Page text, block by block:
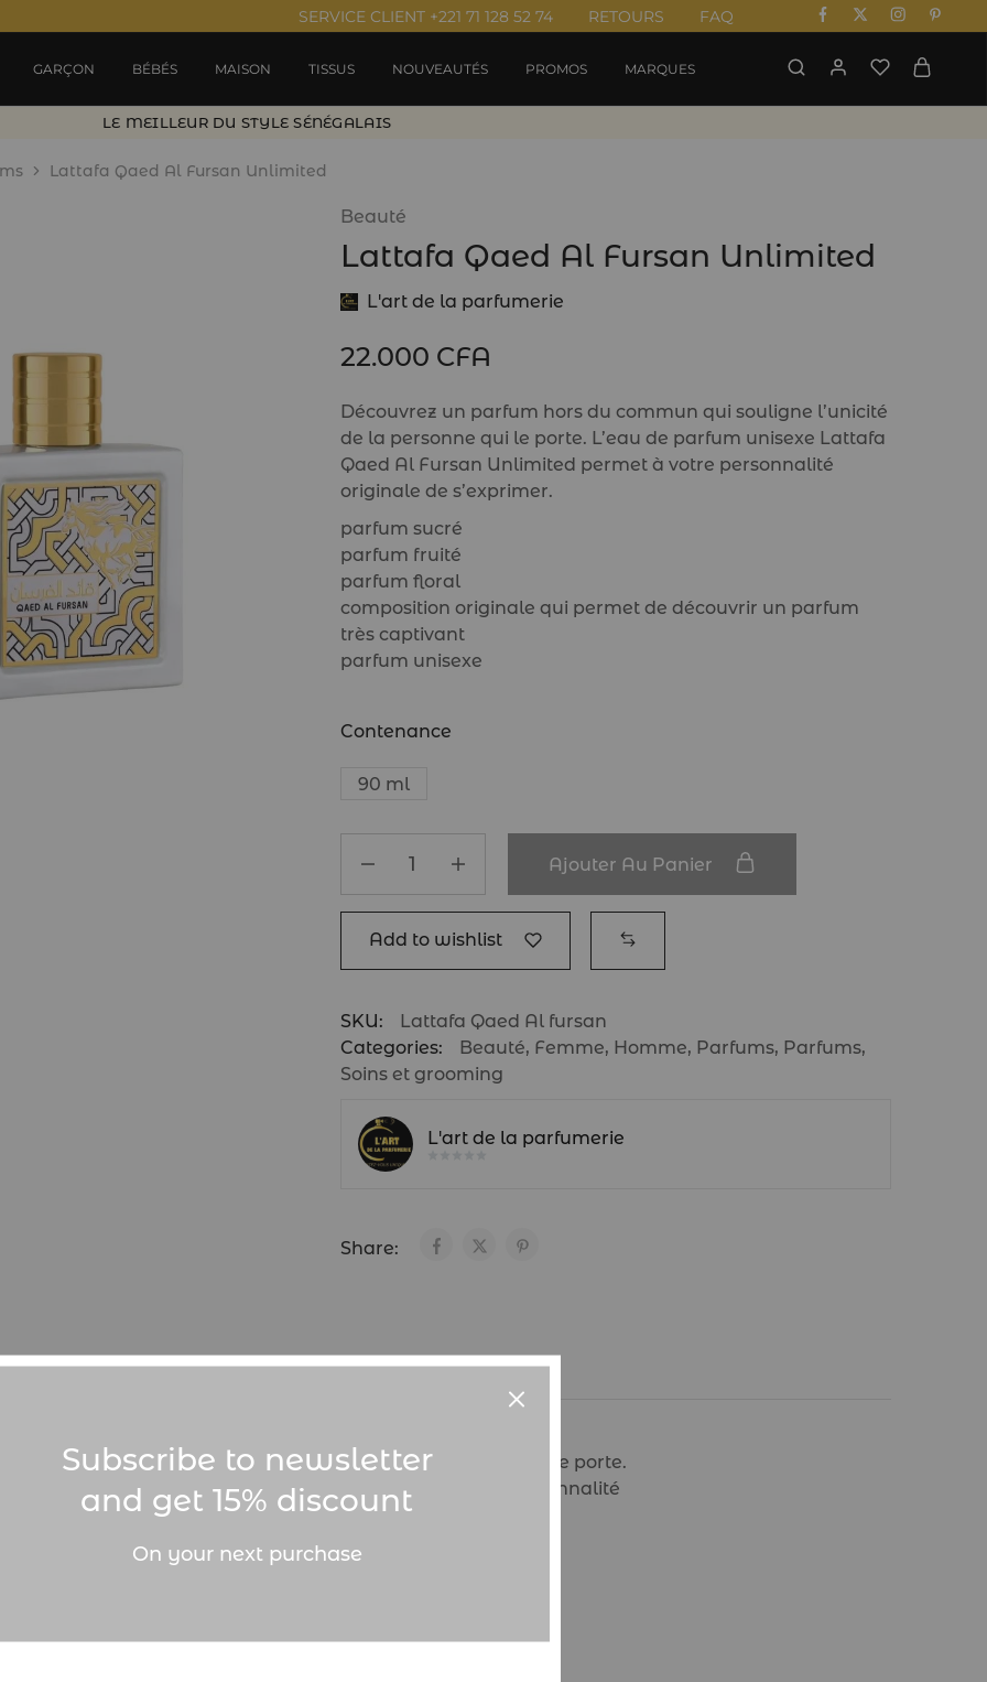
SERVICE CLIENT +221 71 128 52 74 RETOURS FAQ
GARÇON BÉBÉS MAISON TISSUS NOUVEAUTÉS PROMOS MARQUES
LE MEILLEUR DU STYLE SÉNÉGALAIS
Lattafa Qaed Al Fursan Unlimited
Beauté
Lattafa Qaed Al Fursan Unlimited
L'art de la parfumerie
22.000 CFA
Découvrez un parfum hors du commun qui souligne l’unicité
de la personne qui le porte. L’eau de parfum unisexe Lattafa
Qaed Al Fursan Unlimited permet à votre personnalité
originale de s’exprimer.
parfum sucré
parfum fruité
parfum floral
composition originale qui permet de découvrir un parfum
très captivant
parfum unisexe
Contenance
90 ml
Ajouter Au Panier
Add to wishlist
SKU:
Lattafa Qaed Al fursan
Categories:
Beauté, Femme, Homme, Parfums, Parfums,
Soins et grooming
L'art de la parfumerie
Share:
Informations complémentaires Avis (0)
hors du commun qui souligne l’unicité de la personne qui le porte.
Lattafa Qaed Al Fursan Unlimited permet à votre personnalité
qui permet de découvrir un parfum très captivant
Subscribe to newsletter
and get 15% discount
On your next purchase